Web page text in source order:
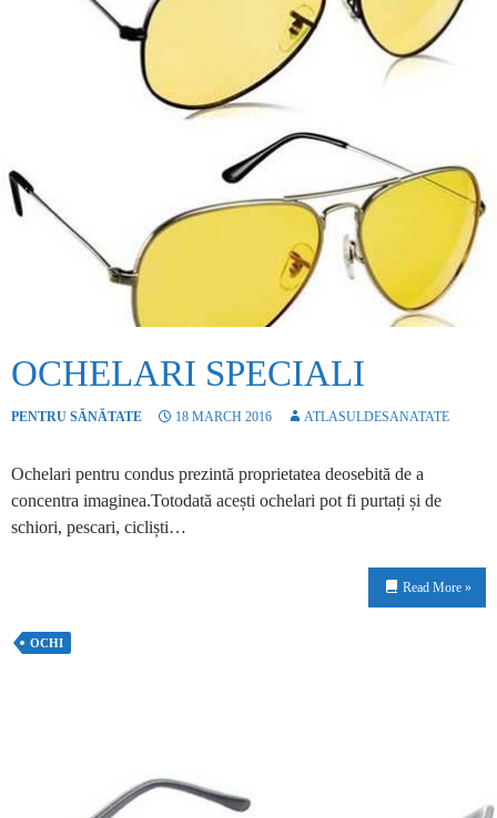
OCHELARI SPECIALI
PENTRU SĂNĂTATE 18 MARCH 2016 ATLASULDESANATATE
Ochelari pentru condus prezintă proprietatea deosebită de a
concentra imaginea.Totodată acești ochelari pot fi purtați și de
schiori, pescari, cicliști…
Read More »
OCHI